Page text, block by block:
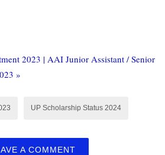
2023 | AAI Junior Assistant / Senior
»
UP Scholarship Status 2024
A COMMENT